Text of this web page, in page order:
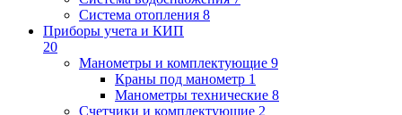
Система отопления 8
Приборы учета и КИП
20
Манометры и комплектующие 9
Краны под манометр 1
Манометры технические 8
Счетчики и комплектующие 2